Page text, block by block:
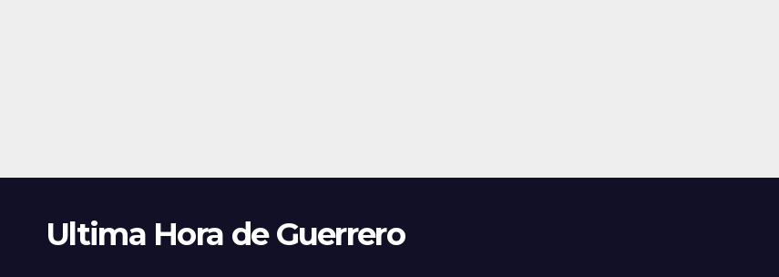
Ultima Hora de Guerrero